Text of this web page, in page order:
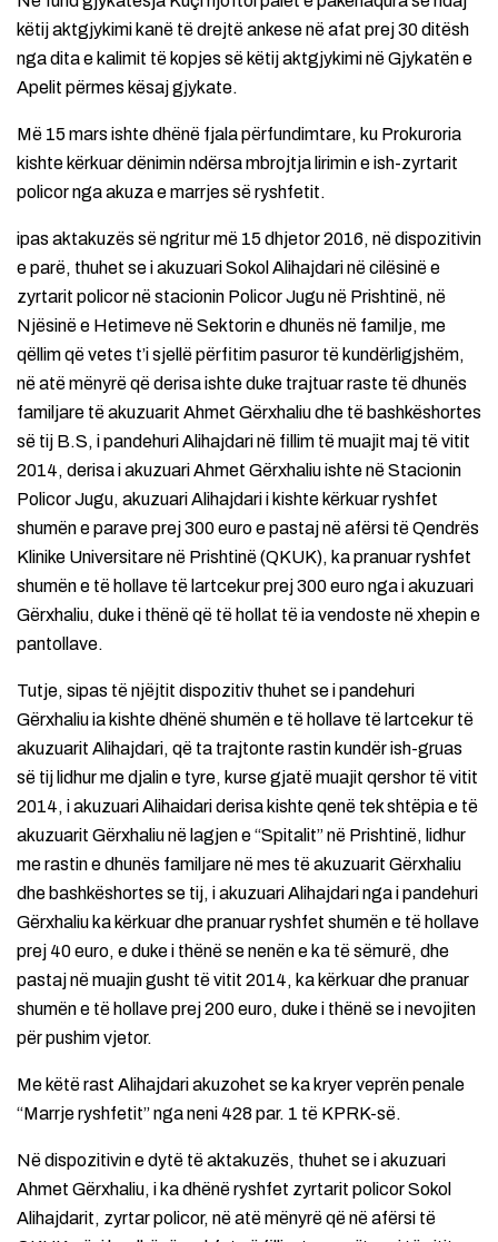
këtij aktgjykimi kanë të drejtë ankese në afat prej 30 ditësh
nga dita e kalimit të kopjes së këtij aktgjykimi në Gjykatën e
Apelit përmes kësaj gjykate.
Më 15 mars ishte dhënë fjala përfundimtare, ku Prokuroria
kishte kërkuar dënimin ndërsa mbrojtja lirimin e ish-zyrtarit
policor nga akuza e marrjes së ryshfetit.
ipas aktakuzës së ngritur më 15 dhjetor 2016, në dispozitivin
e parë, thuhet se i akuzuari Sokol Alihajdari në cilësinë e
zyrtarit policor në stacionin Policor Jugu në Prishtinë, në
Njësinë e Hetimeve në Sektorin e dhunës në familje, me
qëllim që vetes t’i sjellë përfitim pasuror të kundërligjshëm,
në atë mënyrë që derisa ishte duke trajtuar raste të dhunës
familjare të akuzuarit Ahmet Gërxhaliu dhe të bashkëshortes
së tij B.S, i pandehuri Alihajdari në fillim të muajit maj të vitit
2014, derisa i akuzuari Ahmet Gërxhaliu ishte në Stacionin
Policor Jugu, akuzuari Alihajdari i kishte kërkuar ryshfet
shumën e parave prej 300 euro e pastaj në afërsi të Qendrës
Klinike Universitare në Prishtinë (QKUK), ka pranuar ryshfet
shumën e të hollave të lartcekur prej 300 euro nga i akuzuari
Gërxhaliu, duke i thënë që të hollat të ia vendoste në xhepin e
pantollave.
Tutje, sipas të njëjtit dispozitiv thuhet se i pandehuri
Gërxhaliu ia kishte dhënë shumën e të hollave të lartcekur të
akuzuarit Alihajdari, që ta trajtonte rastin kundër ish-gruas
së tij lidhur me djalin e tyre, kurse gjatë muajit qershor të vitit
2014, i akuzuari Alihaidari derisa kishte qenë tek shtëpia e të
akuzuarit Gërxhaliu në lagjen e “Spitalit” në Prishtinë, lidhur
me rastin e dhunës familjare në mes të akuzuarit Gërxhaliu
dhe bashkëshortes se tij, i akuzuari Alihajdari nga i pandehuri
Gërxhaliu ka kërkuar dhe pranuar ryshfet shumën e të hollave
prej 40 euro, e duke i thënë se nenën e ka të sëmurë, dhe
pastaj në muajin gusht të vitit 2014, ka kërkuar dhe pranuar
shumën e të hollave prej 200 euro, duke i thënë se i nevojiten
për pushim vjetor.
Me këtë rast Alihajdari akuzohet se ka kryer veprën penale
“Marrje ryshfetit” nga neni 428 par. 1 të KPRK-së.
Në dispozitivin e dytë të aktakuzës, thuhet se i akuzuari
Ahmet Gërxhaliu, i ka dhënë ryshfet zyrtarit policor Sokol
Alihajdarit, zyrtar policor, në atë mënyrë që në afërsi të